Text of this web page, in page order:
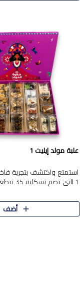
علبة مولد إيليت 1
استمتع واكتشف بتجربة
1 التي
حلويات المولد المصري
بشكل جميل في علبة
أضف